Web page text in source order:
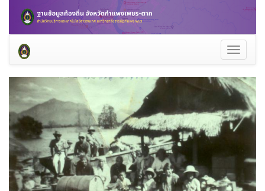
Toggle